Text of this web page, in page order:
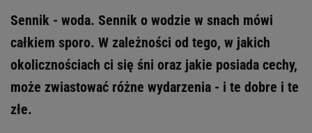
Sennik - woda. Sennik o wodzie w snach mówi
całkiem sporo. W zależności od tego, w jakich
okolicznościach ci się śni oraz jakie posiada cechy,
może zwiastować różne wydarzenia - i te dobre i te
złe.